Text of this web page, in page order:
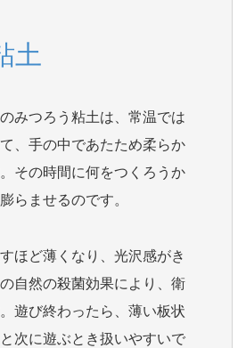
土
みつろう粘土は、常温では
、手の中であたため柔らか
その時間に何をつくろうか
らませるのです。
ほど薄くなり、光沢感がき
自然の殺菌効果により、衛
遊び終わったら、薄い板状
次に遊ぶとき扱いやすいで